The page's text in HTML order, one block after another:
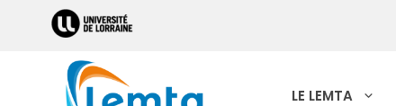
LE LEMTA